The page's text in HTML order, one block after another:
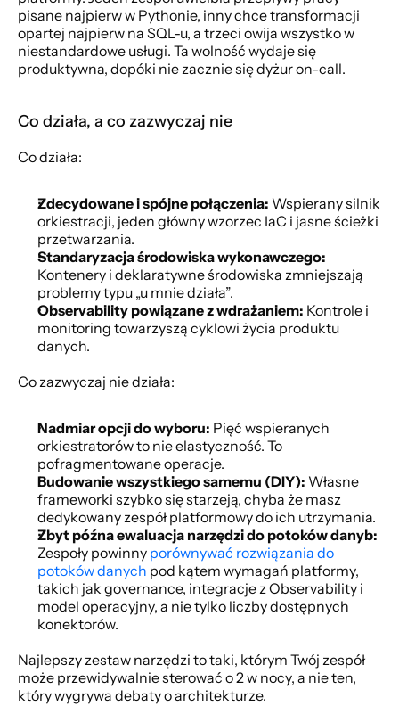
pisane najpierw w Pythonie, inny chce transformacji
opartej najpierw na SQL-u, a trzeci owija wszystko w
niestandardowe usługi. Ta wolność wydaje się
produktywna, dopóki nie zacznie się dyżur on-call.
Co działa, a co zazwyczaj nie
Co działa:
Zdecydowane i spójne połączenia: Wspierany silnik
orkiestracji, jeden główny wzorzec IaC i jasne ścieżki
przetwarzania.
Standaryzacja środowiska wykonawczego:
Kontenery i deklaratywne środowiska zmniejszają
problemy typu „u mnie działa”.
Observability powiązane z wdrażaniem: Kontrole i
monitoring towarzyszą cyklowi życia produktu
danych.
Co zazwyczaj nie działa:
Nadmiar opcji do wyboru: Pięć wspieranych
orkiestratorów to nie elastyczność. To
pofragmentowane operacje.
Budowanie wszystkiego samemu (DIY): Własne
frameworki szybko się starzeją, chyba że masz
dedykowany zespół platformowy do ich utrzymania.
Zbyt późna ewaluacja narzędzi do potoków danyb:
Zespoły powinny porównywać rozwiązania do
potoków danych pod kątem wymagań platformy,
takich jak governance, integracje z Observability i
model operacyjny, a nie tylko liczby dostępnych
konektorów.
Najlepszy zestaw narzędzi to taki, którym Twój zespół
może przewidywalnie sterować o 2 w nocy, a nie ten,
który wygrywa debaty o architekturze.